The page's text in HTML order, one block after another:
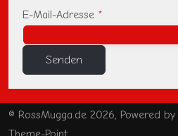
E-Mail-Adresse *
Senden
© RossMugga.de 2026, Powered by